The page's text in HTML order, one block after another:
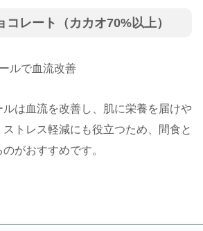
コレート（カカオ70%以上）
ルで血流改善
ルは血流を改善し、肌に栄養を届けや
トレス軽減にも役立つため、間食と
がおすすめです。